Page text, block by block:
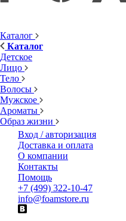
Каталог
Каталог
Детское
Лицо
Тело
Волосы
Мужское
Ароматы
Образ жизни
Вход / авторизация
Доставка и оплата
О компании
Контакты
Помощь
+7 (499) 322-10-47
info@foamstore.ru